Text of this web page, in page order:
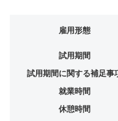
雇用形態
試用期間
試用期間に関する補足事
就業時間
休憩時間